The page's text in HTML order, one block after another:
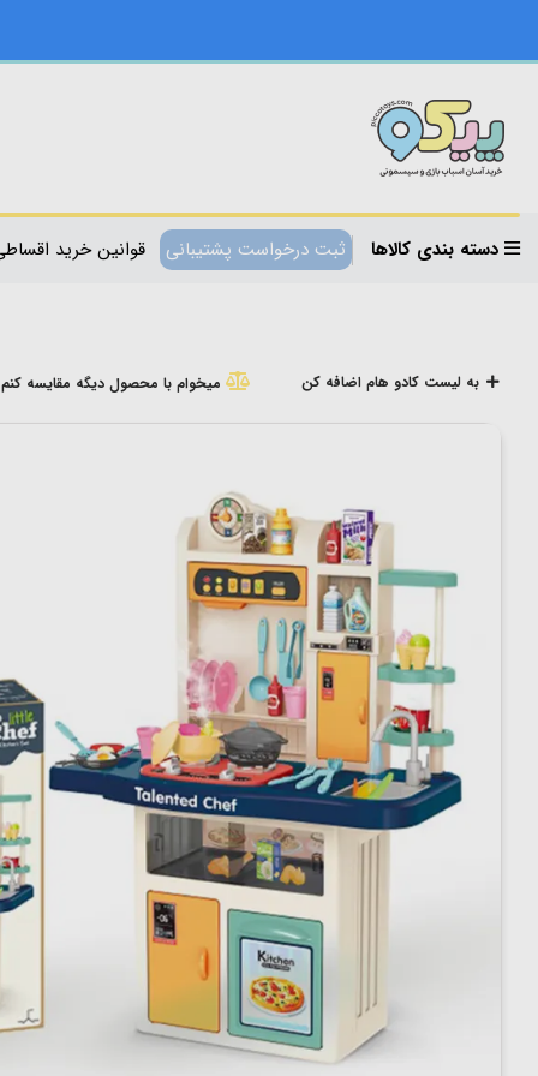
دسته بندی کالاها ثبت درخواست پشتیبانی قوانین خرید
به لیست کادو هام اضافه کن میخوام با محصول دیگه مقایسه